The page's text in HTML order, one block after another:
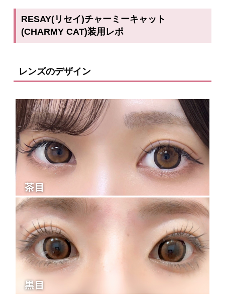
RESAY(リセイ)チャーミーキャット
(CHARMY CAT)装用レポ
レンズのデザイン